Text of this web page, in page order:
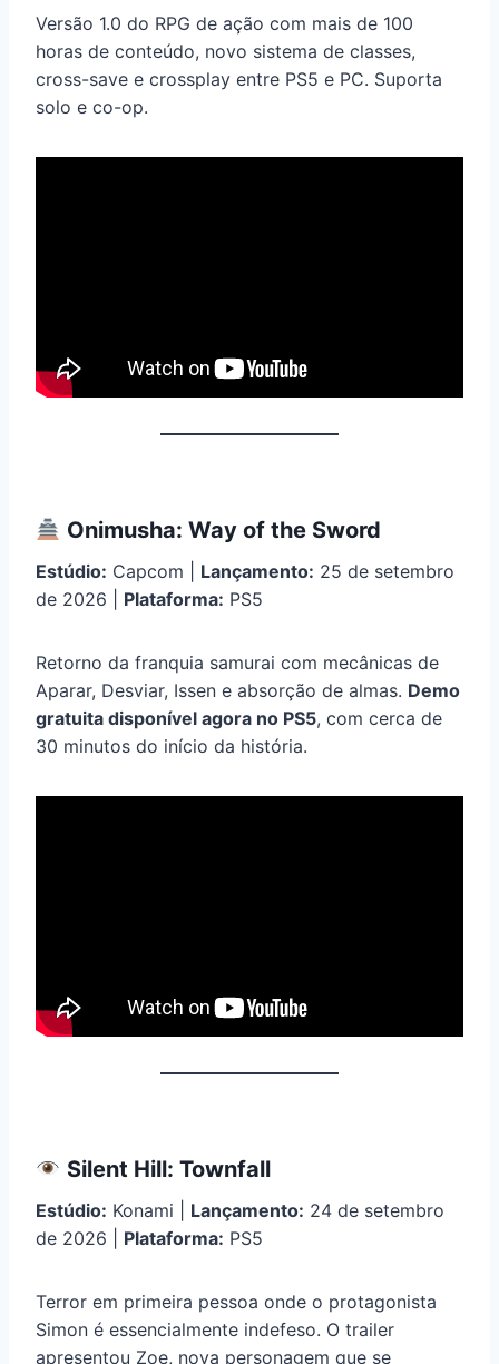
Versão 1.0 do RPG de ação com mais de 100
horas de conteúdo, novo sistema de classes,
cross-save e crossplay entre PS5 e PC. Suporta
solo e co-op.
Onimusha: Way of the Sword
Estúdio: Capcom | Lançamento: 25 de setembro
de 2026 | Plataforma: PS5
Retorno da franquia samurai com mecânicas de
Aparar, Desviar, Issen e absorção de almas. Demo
gratuita disponível agora no PS5, com cerca de
30 minutos do início da história.
Silent Hill: Townfall
Estúdio: Konami | Lançamento: 24 de setembro
de 2026 | Plataforma: PS5
Terror em primeira pessoa onde o protagonista
Simon é essencialmente indefeso. O trailer
apresentou Zoe, nova personagem que se